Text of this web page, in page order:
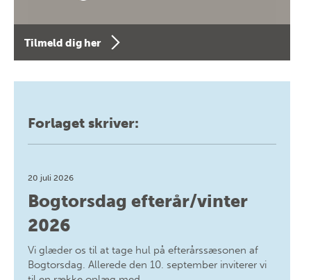
Tilmeld dig her
Forlaget skriver:
20 juli 2026
Bogtorsdag efterår/vinter
2026
Vi glæder os til at tage hul på efterårssæsonen af
Bogtorsdag. Allerede den 10. september inviterer vi